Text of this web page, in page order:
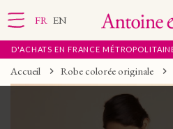
EN FRANCE MÉTROPOLITAINE
FR EN
Accueil Robe colorée originale